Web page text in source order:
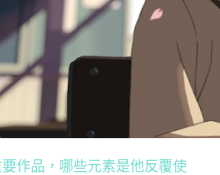
作品，哪些元素是他反覆使